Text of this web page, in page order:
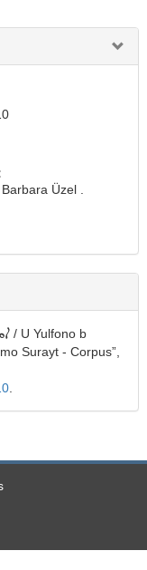
Üzel .
/ U Yulfono b
Surayt - Corpus”,
.